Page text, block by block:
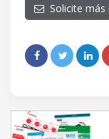
Solicite